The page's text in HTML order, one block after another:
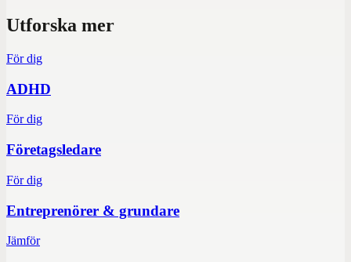
Utforska mer
För dig
ADHD
För dig
Företagsledare
För dig
Entreprenörer & grundare
Jämför